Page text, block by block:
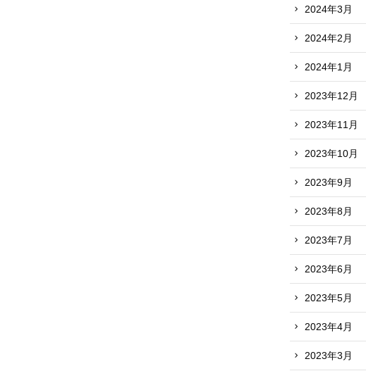
2024年3月
2024年2月
2024年1月
2023年12月
2023年11月
2023年10月
2023年9月
2023年8月
2023年7月
2023年6月
2023年5月
2023年4月
2023年3月